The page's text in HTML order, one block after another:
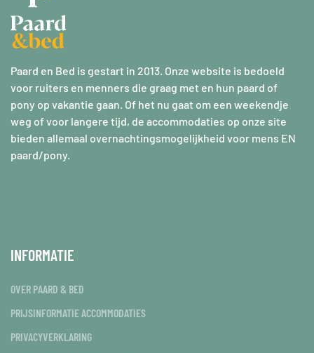
Paard en Bed is gestart in 2013. Onze website is bedoeld
voor ruiters en menners die graag met en hun paard of
pony op vakantie gaan. Of het nu gaat om een weekendje
weg of voor langere tijd, de accommodaties op onze site
bieden allemaal overnachtingsmogelijkheid voor mens EN
paard/pony.
INFORMATIE
OVER PAARD & BED
PRIJSINFORMATIE ACCOMMODATIES
PRIVACYVERKLARING